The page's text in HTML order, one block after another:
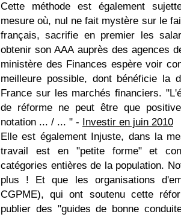
Cette méthode est également
mesure où, nul ne fait mystère sur le
français, sacrifie en premier les
obtenir son AAA auprès des agences
ministère des Finances espère voir
meilleure possible, dont bénéficie la
France sur les marchés financiers.
de réforme ne peut être que
notation ... / ... " - Investir en juin 2010
Elle est également Injuste, dans la
travail est en "petite forme" et
catégories entières de la population.
plus ! Et que les organisations
CGPME), qui ont soutenu cette
publier des "guides de bonne